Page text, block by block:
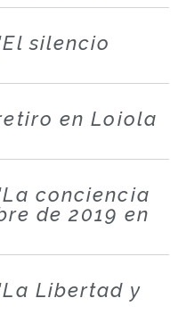
silencio
en Loiola
conciencia
de 2019 en
Libertad y